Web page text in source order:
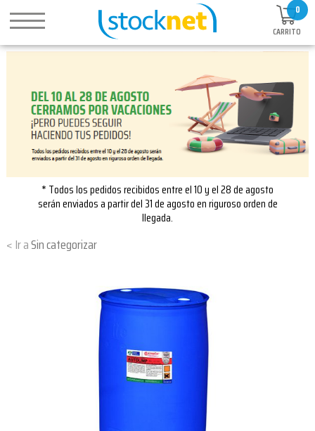
0
CARRITO
* Todos los pedidos recibidos entre el 10 y el 28 de agosto
serán enviados a partir del 31 de agosto en riguroso orden de
llegada.
Sin categorizar